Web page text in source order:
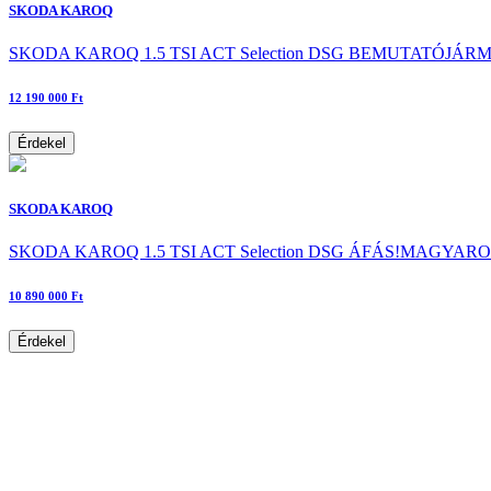
SKODA KAROQ
SKODA KAROQ 1.5 TSI ACT Selection DSG
12 190 000 Ft
Érdekel
SKODA KAROQ
SKODA KAROQ 1.5 TSI ACT Selection DSG
10 890 000 Ft
Érdekel